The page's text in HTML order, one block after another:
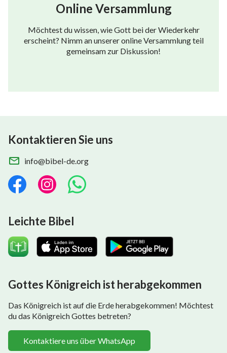
Online Versammlung
Möchtest du wissen, wie Gott bei der Wiederkehr
erscheint? Nimm an unserer online Versammlung teil
gemeinsam zur Diskussion!
Kontaktieren Sie uns
info@bibel-de.org
Leichte Bibel
Gottes Königreich ist herabgekommen
Das Königreich ist auf die Erde herabgekommen! Möchtest
du das Königreich Gottes betreten?
Kontaktiere uns über WhatsApp